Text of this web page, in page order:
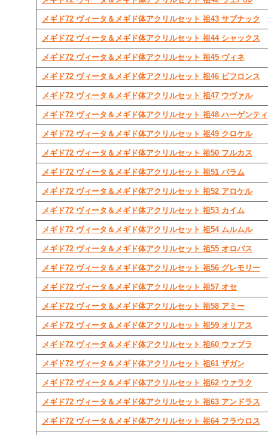
メギド72 ヴィータ＆メギド体アクリルセット 祖43 サブナック
メギド72 ヴィータ＆メギド体アクリルセット 祖44 シャックス
メギド72 ヴィータ＆メギド体アクリルセット 祖45 ヴィネ
メギド72 ヴィータ＆メギド体アクリルセット 祖46 ビフロンス
メギド72 ヴィータ＆メギド体アクリルセット 祖47 ウヴァル
メギド72 ヴィータ＆メギド体アクリルセット 祖48 ハーゲンティ
メギド72 ヴィータ＆メギド体アクリルセット 祖49 クロケル
メギド72 ヴィータ＆メギド体アクリルセット 祖50 フルカス
メギド72 ヴィータ＆メギド体アクリルセット 祖51 バラム
メギド72 ヴィータ＆メギド体アクリルセット 祖52 アロケル
メギド72 ヴィータ＆メギド体アクリルセット 祖53 カイム
メギド72 ヴィータ＆メギド体アクリルセット 祖54 ムルムル
メギド72 ヴィータ＆メギド体アクリルセット 祖55 オロバス
メギド72 ヴィータ＆メギド体アクリルセット 祖56 グレモリー
メギド72 ヴィータ＆メギド体アクリルセット 祖57 オセ
メギド72 ヴィータ＆メギド体アクリルセット 祖58 アミー
メギド72 ヴィータ＆メギド体アクリルセット 祖59 オリアス
メギド72 ヴィータ＆メギド体アクリルセット 祖60 ウァプラ
メギド72 ヴィータ＆メギド体アクリルセット 祖61 ザガン
メギド72 ヴィータ＆メギド体アクリルセット 祖62 ウァラク
メギド72 ヴィータ＆メギド体アクリルセット 祖63 アンドラス
メギド72 ヴィータ＆メギド体アクリルセット 祖64 フラウロス